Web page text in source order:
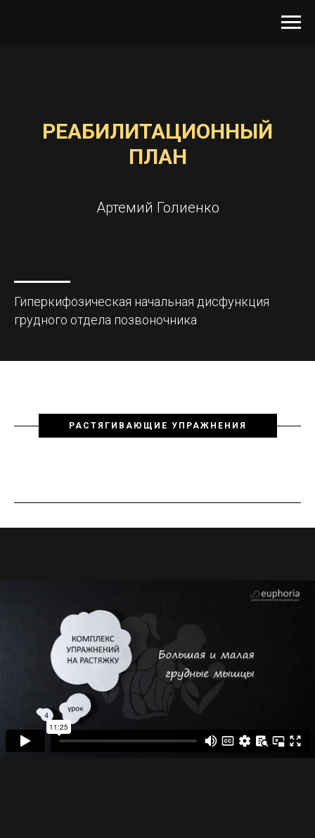
РЕАБИЛИТАЦИОННЫЙ
ПЛАН
Артемий Голиенко
Гиперкифозическая начальная дисфункция
грудного отдела позвоночника
РАСТЯГИВАЮЩИЕ УПРАЖНЕНИЯ